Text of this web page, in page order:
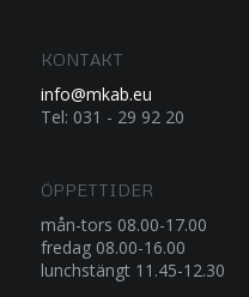
KONTAKT
info@mkab.eu
Tel: 031 - 29 92 20
ÖPPETTIDER
mån-tors 08.00-17.00
fredag 08.00-16.00
lunchstängt 11.45-12.30